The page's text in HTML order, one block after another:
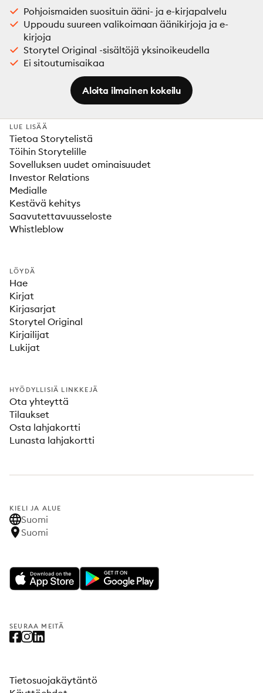
Pohjoismaiden suosituin ääni- ja e-kirjapalvelu
Uppoudu suureen valikoimaan äänikirjoja ja e-
kirjoja
Storytel Original -sisältöjä yksinoikeudella
Ei sitoutumisaikaa
Aloita ilmainen kokeilu
LUE LISÄÄ
Tietoa Storytelistä
Töihin Storytelille
Sovelluksen uudet ominaisuudet
Investor Relations
Medialle
Kestävä kehitys
Saavutettavuusseloste
Whistleblow
LÖYDÄ
Hae
Kirjat
Kirjasarjat
Storytel Original
Kirjailijat
Lukijat
HYÖDYLLISIÄ LINKKEJÄ
Ota yhteyttä
Tilaukset
Osta lahjakortti
Lunasta lahjakortti
KIELI JA ALUE
Suomi
Suomi
SEURAA MEITÄ
Tietosuojakäytäntö